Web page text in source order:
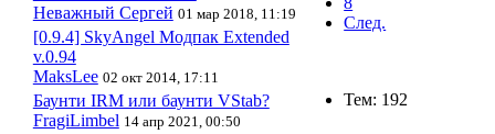
След.
Тем: 192
Неважный Сергей 01 мар 2018, 11:19
[0.9.4] SkyAngel Модпак Extended
v.0.94
MaksLee 02 окт 2014, 17:11
Баунти IRM или баунти VStab?
FragiLimbel 14 апр 2021, 00:50